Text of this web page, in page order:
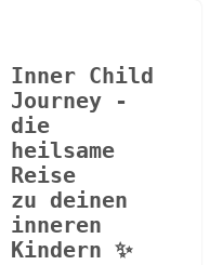
Inner Child
Journey -
die
heilsame
Reise
zu deinen
inneren
Kindern ✨